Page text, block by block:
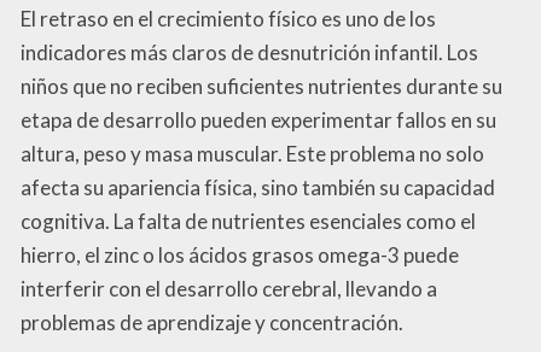
El retraso en el crecimiento físico es uno de los
indicadores más claros de desnutrición infantil. Los
niños que no reciben suficientes nutrientes durante su
etapa de desarrollo pueden experimentar fallos en su
altura, peso y masa muscular. Este problema no solo
afecta su apariencia física, sino también su capacidad
cognitiva. La falta de nutrientes esenciales como el
hierro, el zinc o los ácidos grasos omega-3 puede
interferir con el desarrollo cerebral, llevando a
problemas de aprendizaje y concentración.